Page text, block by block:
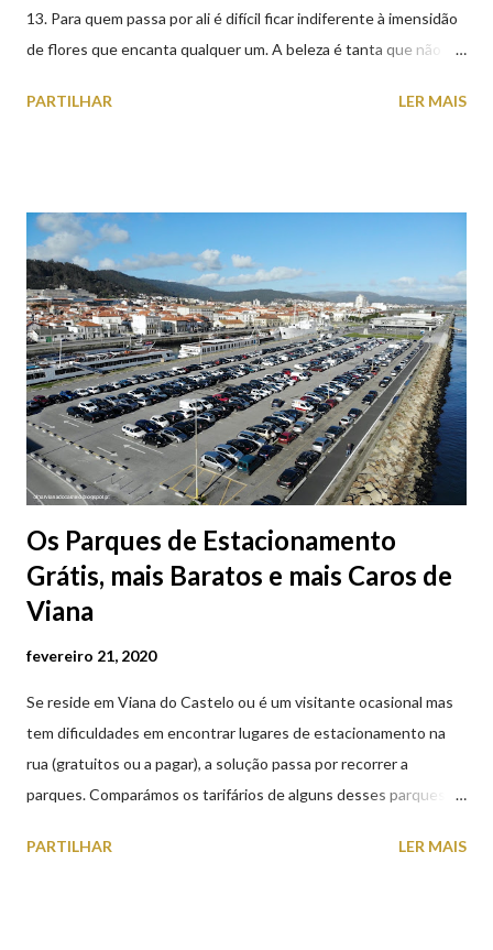
13. Para quem passa por ali é difícil ficar indiferente à imensidão
de flores que encanta qualquer um. A beleza é tanta que não
aproveite a paisagem como cenário para tirar algumas
PARTILHAR LER MAIS
Os Parques de Estacionamento
Grátis, mais Baratos e mais Caros de
Viana
fevereiro 21, 2020
Se reside em Viana do Castelo ou é um visitante ocasional mas
tem dificuldades em encontrar lugares de estacionamento na
rua (gratuitos ou a pagar), a solução passa por recorrer a
parques. Comparámos os tarifários de alguns desses parques de
subterrâneos) perto do centro da cidade (entenda-se por
PARTILHAR LER MAIS